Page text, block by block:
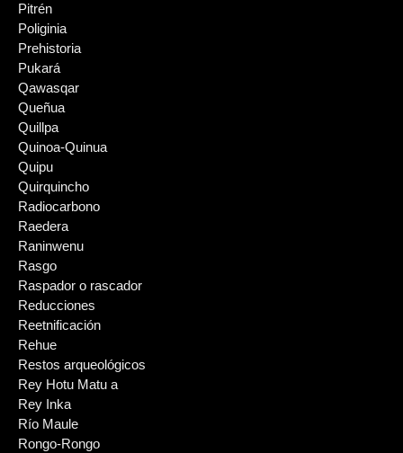
Pitrén
Poliginia
Prehistoria
Pukará
Qawasqar
Queñua
Quillpa
Quinoa-Quinua
Quipu
Quirquincho
Radiocarbono
Raedera
Raninwenu
Rasgo
Raspador o rascador
Reducciones
Reetnificación
Rehue
Restos arqueológicos
Rey Hotu Matu a
Rey Inka
Río Maule
Rongo-Rongo